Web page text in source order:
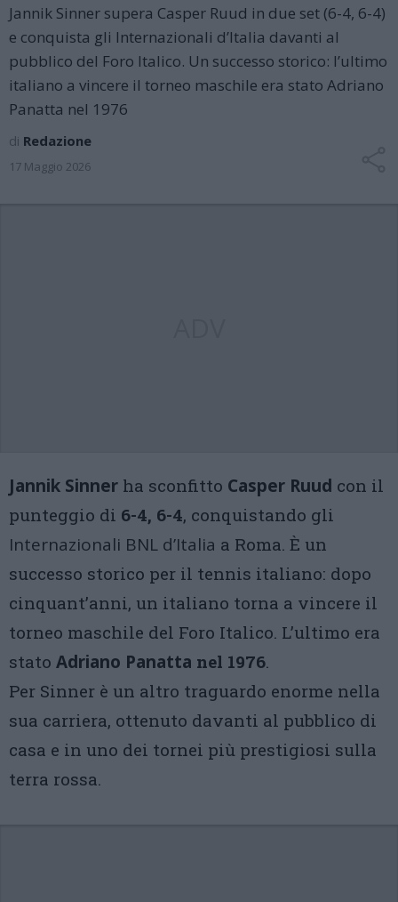
Jannik Sinner supera Casper Ruud in due set (6-4, 6-4)
e conquista gli Internazionali d’Italia davanti al
pubblico del Foro Italico. Un successo storico: l’ultimo
italiano a vincere il torneo maschile era stato Adriano
Panatta nel 1976
di Redazione
17 Maggio 2026
Jannik Sinner ha sconfitto Casper Ruud con il
punteggio di 6-4, 6-4, conquistando gli
Internazionali BNL d’Italia a Roma. È un
successo storico per il tennis italiano: dopo
cinquant’anni, un italiano torna a vincere il
torneo maschile del Foro Italico. L’ultimo era
stato Adriano Panatta nel 1976.
Per Sinner è un altro traguardo enorme nella
sua carriera, ottenuto davanti al pubblico di
casa e in uno dei tornei più prestigiosi sulla
terra rossa.